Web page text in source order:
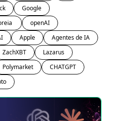
Google
openAI
Apple
Agentes de IA
ZachXBT
Lazarus
Polymarket
CHATGPT